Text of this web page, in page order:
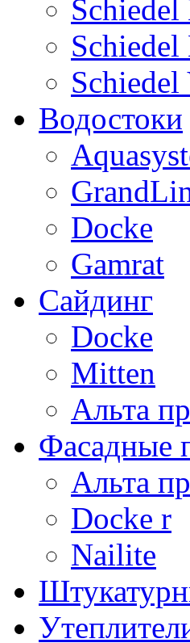
Schiedel
Водостоки
Docke
Gamrat
Сайдинг
Docke
Mitten
Альта
Фасадные
Альта
Docke r
Nailite